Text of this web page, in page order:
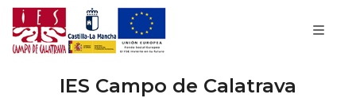
IES Campo de Calatrava